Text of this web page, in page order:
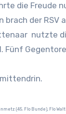
die Freude
brach der RSV
nutzte
Fünf
(45. Flo Bunde), Flo